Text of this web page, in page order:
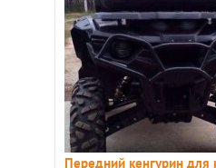
Передний кенгурин для